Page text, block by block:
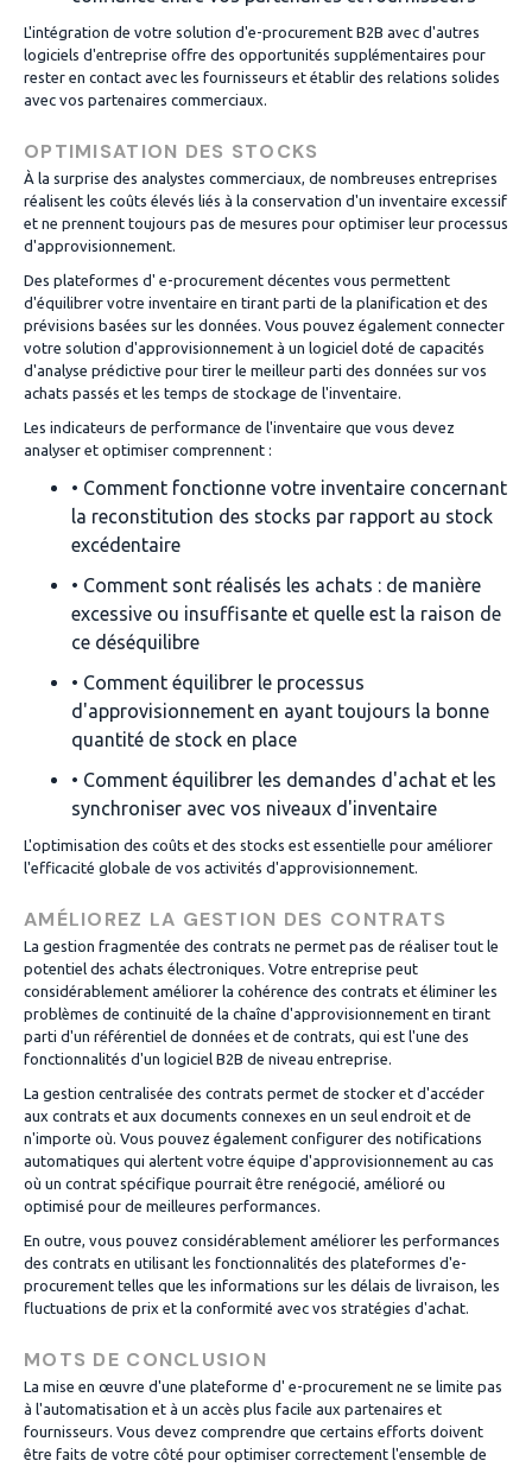
L'intégration de votre solution d'e-procurement B2B avec d'autres
logiciels d'entreprise offre des opportunités supplémentaires pour
rester en contact avec les fournisseurs et établir des relations solides
avec vos partenaires commerciaux.
OPTIMISATION DES STOCKS
À la surprise des analystes commerciaux, de nombreuses entreprises
réalisent les coûts élevés liés à la conservation d'un inventaire excessif
et ne prennent toujours pas de mesures pour optimiser leur processus
d'approvisionnement.
Des plateformes d' e-procurement décentes vous permettent
d'équilibrer votre inventaire en tirant parti de la planification et des
prévisions basées sur les données. Vous pouvez également connecter
votre solution d'approvisionnement à un logiciel doté de capacités
d'analyse prédictive pour tirer le meilleur parti des données sur vos
achats passés et les temps de stockage de l'inventaire.
Les indicateurs de performance de l'inventaire que vous devez
analyser et optimiser comprennent :
• Comment fonctionne votre inventaire concernant
la reconstitution des stocks par rapport au stock
excédentaire
• Comment sont réalisés les achats : de manière
excessive ou insuffisante et quelle est la raison de
ce déséquilibre
• Comment équilibrer le processus
d'approvisionnement en ayant toujours la bonne
quantité de stock en place
• Comment équilibrer les demandes d'achat et les
synchroniser avec vos niveaux d'inventaire
L'optimisation des coûts et des stocks est essentielle pour améliorer
l'efficacité globale de vos activités d'approvisionnement.
AMÉLIOREZ LA GESTION DES CONTRATS
La gestion fragmentée des contrats ne permet pas de réaliser tout le
potentiel des achats électroniques. Votre entreprise peut
considérablement améliorer la cohérence des contrats et éliminer les
problèmes de continuité de la chaîne d'approvisionnement en tirant
parti d'un référentiel de données et de contrats, qui est l'une des
fonctionnalités d'un logiciel B2B de niveau entreprise.
La gestion centralisée des contrats permet de stocker et d'accéder
aux contrats et aux documents connexes en un seul endroit et de
n'importe où. Vous pouvez également configurer des notifications
automatiques qui alertent votre équipe d'approvisionnement au cas
où un contrat spécifique pourrait être renégocié, amélioré ou
optimisé pour de meilleures performances.
En outre, vous pouvez considérablement améliorer les performances
des contrats en utilisant les fonctionnalités des plateformes d'e-
procurement telles que les informations sur les délais de livraison, les
fluctuations de prix et la conformité avec vos stratégies d'achat.
MOTS DE CONCLUSION
La mise en œuvre d'une plateforme d' e-procurement ne se limite pas
à l'automatisation et à un accès plus facile aux partenaires et
fournisseurs. Vous devez comprendre que certains efforts doivent
être faits de votre côté pour optimiser correctement l'ensemble de